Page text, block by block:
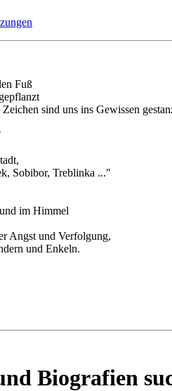
Fuß
sind uns ins Gewissen
Sobibor, Treblinka ..."
im Himmel
Angst und Verfolgung,
und Enkeln.
Biografien